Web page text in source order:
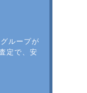
ループが
定で、安